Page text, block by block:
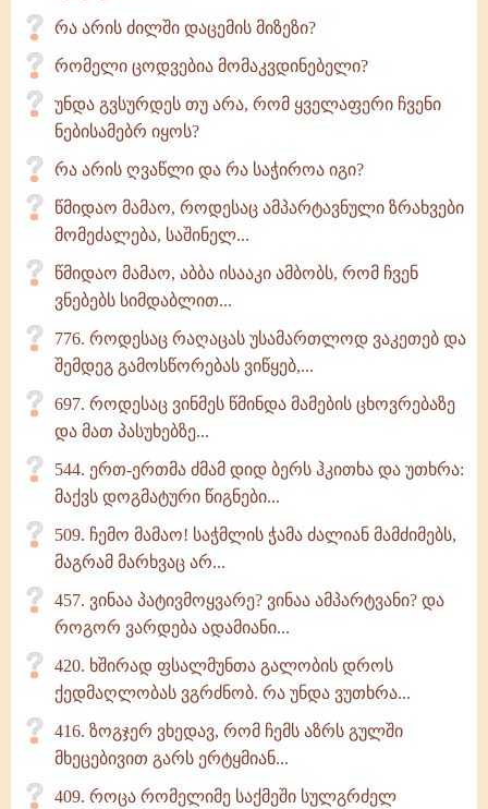
რა არის ძილში დაცემის მიზეზი?
რომელი ცოდვებია მომაკვდინებელი?
უნდა გვსურდეს თუ არა, რომ ყველაფერი ჩვენი
ნებისამებრ იყოს?
რა არის ღვაწლი და რა საჭიროა იგი?
წმიდაო მამაო, როდესაც ამპარტავნული ზრახვები
მომეძალება, საშინელ...
წმიდაო მამაო, აბბა ისააკი ამბობს, რომ ჩვენ
ვნებებს სიმდაბლით...
776. როდესაც რაღაცას უსამართლოდ ვაკეთებ და
შემდეგ გამოსწორებას ვიწყებ,...
697. როდესაც ვინმეს წმინდა მამების ცხოვრებაზე
და მათ პასუხებზე...
544. ერთ-ერთმა ძმამ დიდ ბერს ჰკითხა და უთხრა:
მაქვს დოგმატური წიგნები...
509. ჩემო მამაო! საჭმლის ჭამა ძალიან მამძიმებს,
მაგრამ მარხვაც არ...
457. ვინაა პატივმოყვარე? ვინაა ამპარტვანი? და
როგორ ვარდება ადამიანი...
420. ხშირად ფსალმუნთა გალობის დროს
ქედმაღლობას ვგრძნობ. რა უნდა ვუთხრა...
416. ზოგჯერ ვხედავ, რომ ჩემს აზრს გულში
მხეცებივით გარს ერტყმიან...
409. როცა რომელიმე საქმეში სულგრძელ